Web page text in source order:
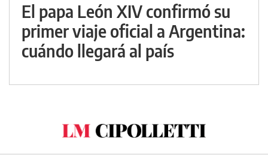
El papa León XIV confirmó su
primer viaje oficial a Argentina:
cuándo llegará al país